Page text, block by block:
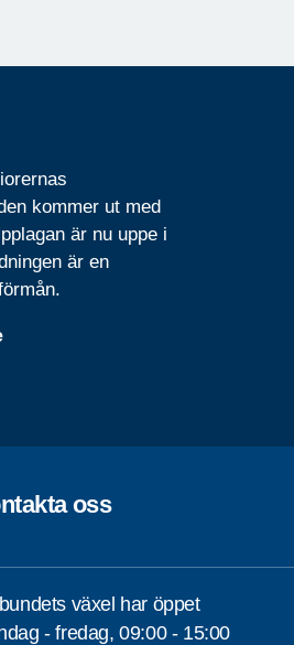
kommer ut med
är nu uppe i
är en
oss
växel har öppet
- fredag, 09:00 - 15:00